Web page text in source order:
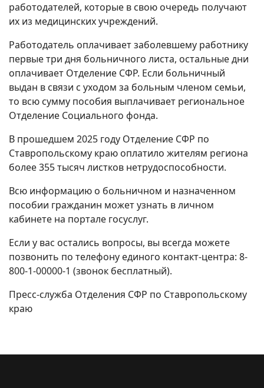
работодателей, которые в свою очередь получают
их из медицинских учреждений.
Работодатель оплачивает заболевшему работнику
первые три дня больничного листа, остальные дни
оплачивает Отделение СФР. Если больничный
выдан в связи с уходом за больным членом семьи,
то всю сумму пособия выплачивает региональное
Отделение Социального фонда.
В прошедшем 2025 году Отделение СФР по
Ставропольскому краю оплатило жителям региона
более 355 тысяч листков нетрудоспособности.
Всю информацию о больничном и назначенном
пособии гражданин может узнать в личном
кабинете на портале госуслуг.
Если у вас остались вопросы, вы всегда можете
позвонить по телефону единого контакт-центра: 8-
800-1-00000-1 (звонок бесплатный).
Пресс-служба Отделения СФР по Ставропольскому
краю